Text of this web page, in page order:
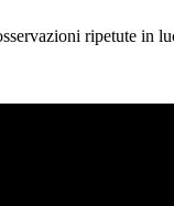
ripetute in